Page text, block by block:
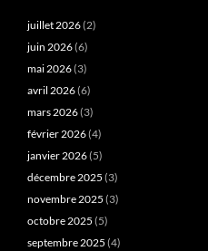
juillet 2026(2)
juin 2026(6)
mai 2026(3)
avril 2026(6)
mars 2026(3)
février 2026(4)
janvier 2026(5)
décembre 2025 (3)
novembre 2025 (3)
octobre 2025 (5)
septembre 2025 (4)